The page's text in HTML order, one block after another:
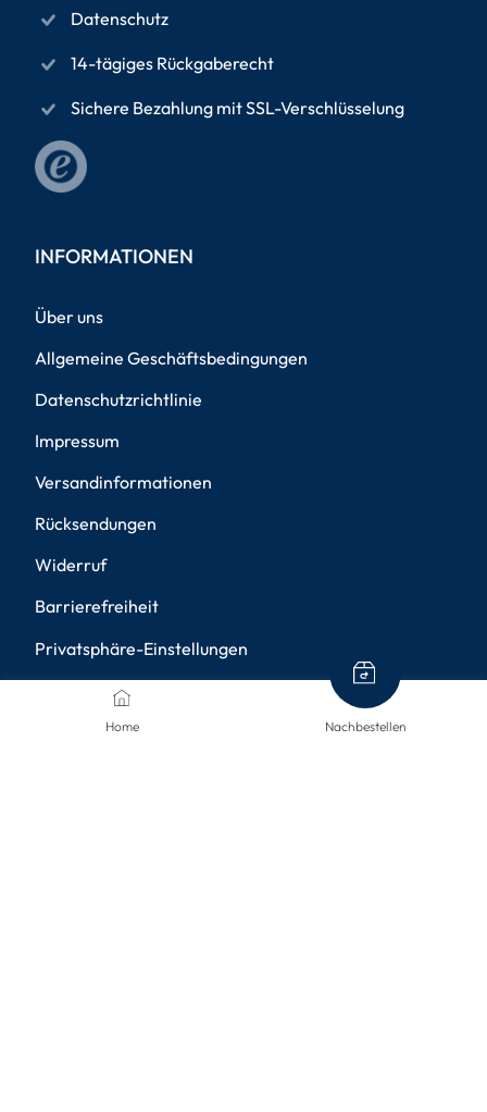
Home Nachbestellen
Datenschutz
14-tägiges Rückgaberecht
Sichere Bezahlung mit SSL-Verschlüsselung
INFORMATIONEN
Über uns
Allgemeine Geschäftsbedingungen
Datenschutzrichtlinie
Impressum
Versandinformationen
Rücksendungen
Widerruf
Barrierefreiheit
Privatsphäre-Einstellungen
ZAHLUNGSMETHODEN